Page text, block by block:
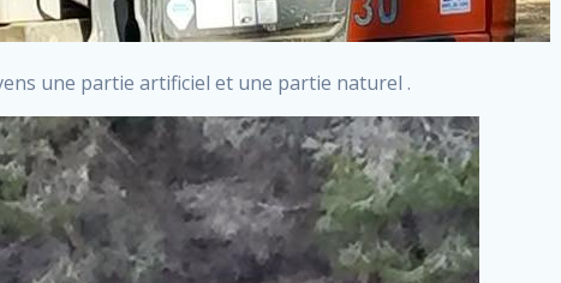
une partie artificiel et une partie naturel .